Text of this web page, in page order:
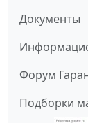
Документы
Форум
Подборки